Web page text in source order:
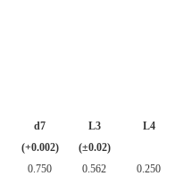
d7
(+0.002)
L3
(±0.02)
L4
0.750 0.562
0.250